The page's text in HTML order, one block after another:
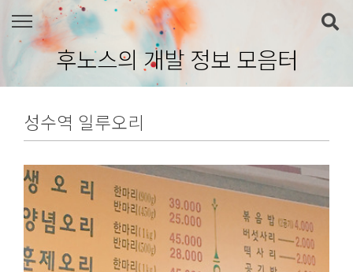
본문 바로가기
후노스의 개발 정보 모음터
성수역 일루오리